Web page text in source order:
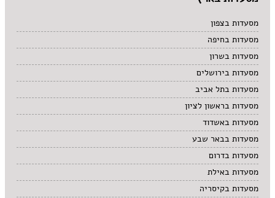
מסעדות בצפון
מסעדות בחיפה
מסעדות בשרון
מסעדות בירושלים
מסעדות בתל אביב
מסעדות בראשון לציון
מסעדות באשדוד
מסעדות בבאר שבע
מסעדות בדרום
מסעדות באילת
מסעדות בקיסריה